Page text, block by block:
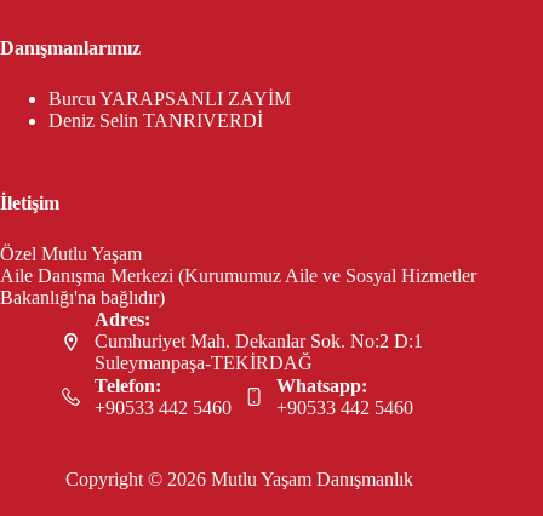
Danışmanlarımız
Burcu YARAPSANLI ZAYİM
Deniz Selin TANRIVERDİ
İletişim
Özel Mutlu Yaşam
Aile Danışma Merkezi (Kurumumuz Aile ve Sosyal Hizmetler
Bakanlığı'na bağlıdır)
Adres:
Cumhuriyet Mah. Dekanlar Sok. No:2 D:1
Suleymanpaşa-TEKİRDAĞ
Telefon:
+90533 442 5460
Whatsapp:
+90533 442 5460
Copyright © 2026 Mutlu Yaşam Danışmanlık